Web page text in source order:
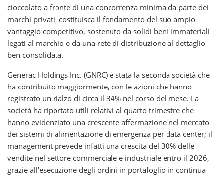
cioccolato a fronte di una concorrenza minima da parte dei
marchi privati, costituisca il fondamento del suo ampio
vantaggio competitivo, sostenuto da solidi beni immateriali
legati al marchio e da una rete di distribuzione al dettaglio
ben consolidata.
Generac Holdings Inc. (GNRC) è stata la seconda società che
ha contribuito maggiormente, con le azioni che hanno
registrato un rialzo di circa il 34% nel corso del mese. La
società ha riportato utili relativi al quarto trimestre che
hanno evidenziato una crescente affermazione nel mercato
dei sistemi di alimentazione di emergenza per data center; il
management prevede infatti una crescita del 30% delle
vendite nel settore commerciale e industriale entro il 2026,
grazie all'esecuzione degli ordini in portafoglio in continua